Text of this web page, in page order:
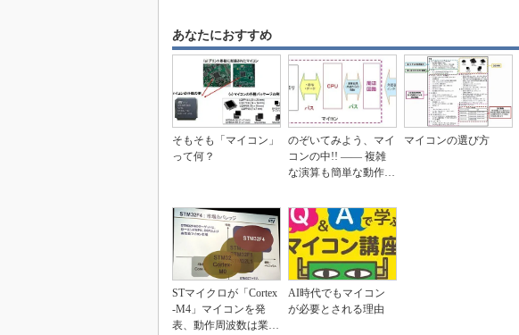
あなたにおすすめ
そもそも「マイコン」
って何？
のぞいてみよう、マイ
コンの中!! ―― 複雑
な演算も簡単な動作の
マイコンの選び方
STマイクロが「Cortex
-M4」マイコンを発
表、動作周波数は業界
AI時代でもマイコン
が必要とされる理由